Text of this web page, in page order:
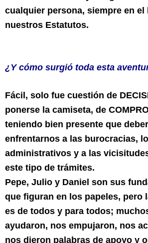
cualquier persona, siempre en el
nuestros Estatutos.
¿Y cómo surgió toda esta
Fácil, solo fue cuestión de
ponerse la camiseta, de
teniendo bien presente que
enfrentarnos a las burocracias,
administrativos y a las
este tipo de trámites.
Pepe, Julio y Daniel son sus
que figuran en los papeles, pero
es de todos y para todos;
ayudaron, nos empujaron, nos
nos dieron palabras de apoyo y